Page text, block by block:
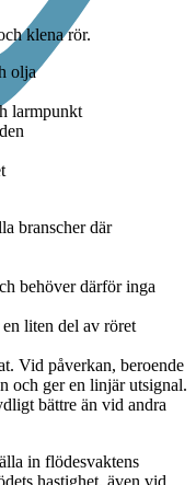
klena rör.
olja
larmpunkt
branscher där
behöver därför inga
liten del av röret
Vid påverkan, beroende
och ger en linjär utsignal.
bättre än vid andra
in flödesvaktens
hastighet, även vid